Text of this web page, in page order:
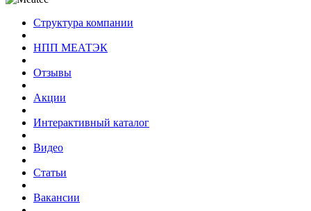
Структура компании
НПП МЕАТЭК
Отзывы
Акции
Интерактивный каталог
Видео
Статьи
Вакансии